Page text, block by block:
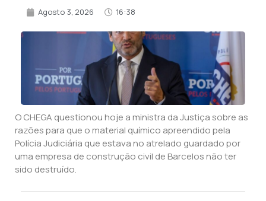
Agosto 3, 2026 16:38
O CHEGA questionou hoje a ministra da Justiça sobre as
razões para que o material químico apreendido pela
Polícia Judiciária que estava no atrelado guardado por
uma empresa de construção civil de Barcelos não ter
sido destruído.